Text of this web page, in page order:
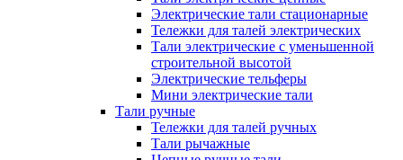
Электрические тали стационарные
Тележки для талей электрических
Тали электрические с уменьшенной
строительной высотой
Электрические тельферы
Мини электрические тали
Тали ручные
Тележки для талей ручных
Тали рычажные